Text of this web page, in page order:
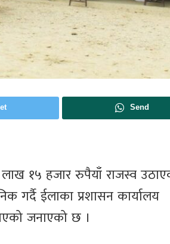
Send
१५ हजार रुपैयाँ राजस्व
गर्दै ईलाका प्रशासन कार्यालय
जनाएको छ ।